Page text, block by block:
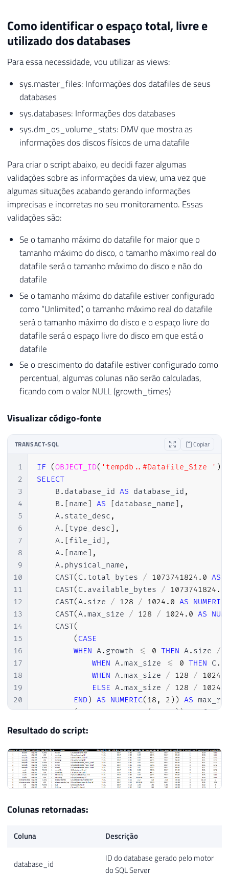
Como identificar o espaço total, livre e
utilizado dos databases
Para essa necessidade, vou utilizar as views:
sys.master_files: Informações dos datafiles de seus
databases
sys.databases: Informações dos databases
sys.dm_os_volume_stats: DMV que mostra as
informações dos discos físicos de uma datafile
Para criar o script abaixo, eu decidi fazer algumas
validações sobre as informações da view, uma vez que
algumas situações acabando gerando informações
imprecisas e incorretas no seu monitoramento. Essas
validações são:
Se o tamanho máximo do datafile for maior que o
tamanho máximo do disco, o tamanho máximo real do
datafile será o tamanho máximo do disco e não do
datafile
Se o tamanho máximo do datafile estiver configurado
como “Unlimited”, o tamanho máximo real do datafile
será o tamanho máximo do disco e o espaço livre do
datafile será o espaço livre do disco em que está o
datafile
Se o crescimento do datafile estiver configurado como
percentual, algumas colunas não serão calculadas,
ficando com o valor NULL (growth_times)
Visualizar código-fonte
TRANSACT-SQL Copiar
1
2
3
4
5
6
7
8
9
10
11
12
13
14
15
16
17
18
19
20
21
23
24
25
26
27
29
31
32
33
IF (OBJECT_ID( 'tempdb..#Datafile_Size ' )
SELECT
    B
. database_id AS database_id ,
    B
. name AS database_name
,
    A
. state_desc ,
    A
. type_desc
,
    A
. file_id
,
    A
. name
,
    A
. physical_name ,
    CAST
( C. total_bytes / 1073741824.0 AS
    CAST
( C. available_bytes / 1073741824.0
    CAST
(A. size / 128 / 1024.0 AS NUMERIC
    CAST
(A.max_size / 128 / 1024.0 AS
    CAST
(
( CASE
WHEN A. growth <= 0 THEN A. size /
WHEN A.max_size <= 0 THEN C.
WHEN A.max_size / 128 /
ELSE A.max_size / 128 /
END) AS NUMERIC( 18 , 2 ) ) AS
    CAST
(NULL AS NUMERIC(18, 2)) AS
CASE
    A
.is_percent_growth
(CASE WHEN A.growth <= 0 THEN 0 ELSE
    CAST
(NULL AS NUMERIC (18 , )) AS
    CAST
(NULL AS INT) AS
INTO
FROM
databases
      B
CROSS APPLY sys.dm_os_volume_stats(A.
Resultado do script:
Colunas retornadas:
Coluna Descrição
database_id
ID do database gerado pelo motor
do SQL Server